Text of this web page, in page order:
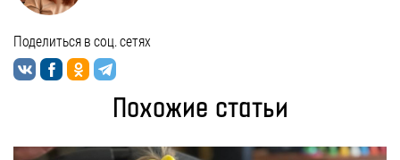
Поделиться в соц. сетях
Похожие статьи